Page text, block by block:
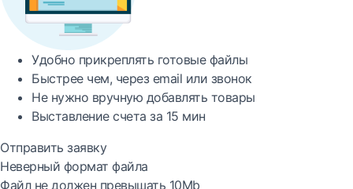
Удобно прикреплять готовые файлы
Быстреечем, через email или звонок
Не нужно вручную добавлять товары
Выставление счета за 15 мин
Отправить заявку
Неверный формат файла
Файл не должен превышать 10Mb